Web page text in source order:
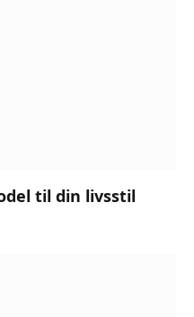
til din livsstil